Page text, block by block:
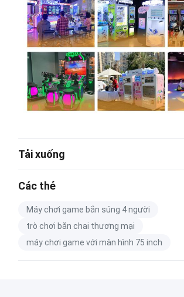
Tải xuống
PDF Catalog Download.pdf
Các thẻ
Máy chơi game bắn súng 4 người
trò chơi bắn chai thương mại
máy chơi game với màn hình 75 inch